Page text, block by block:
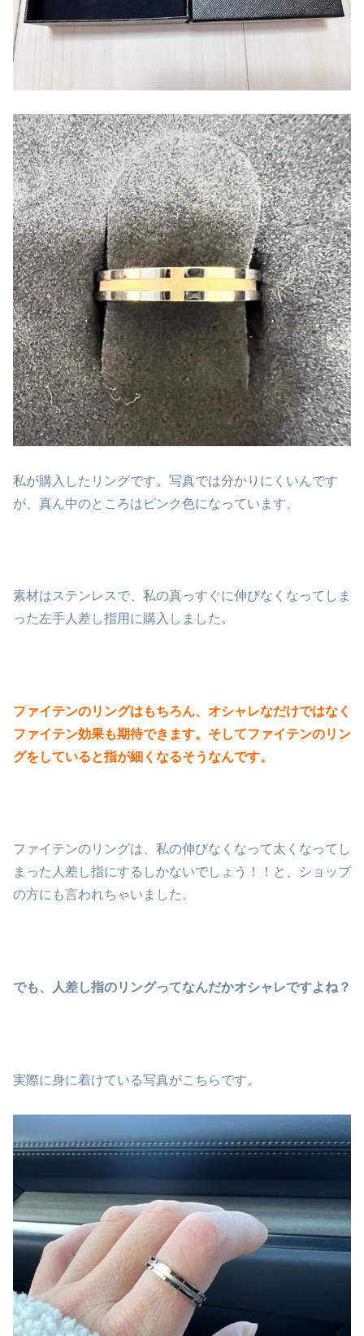
私が購入したリングです。写真では分かりにくいんです
が、真ん中のところはピンク色になっています。
素材はステンレスで、私の真っすぐに伸びなくなってしま
った左手人差し指用に購入しました。
ファイテンのリングはもちろん、オシャレなだけではなく
ファイテン効果も期待できます。そしてファイテンのリン
グをしていると指が細くなるそうなんです。
ファイテンのリングは、私の伸びなくなって太くなってし
まった人差し指にするしかないでしょう！！と、ショップ
の方にも言われちゃいました。
でも、人差し指のリングってなんだかオシャレですよね？
実際に身に着けている写真がこちらです。